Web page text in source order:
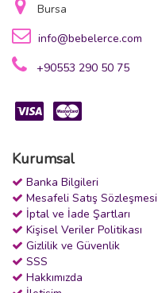
Bursa
info@bebelerce.com
+90553 290 50 75
Kurumsal
Banka Bilgileri
Mesafeli Satış Sözleşmesi
İptal ve İade Şartları
Kişisel Veriler Politikası
Gizlilik ve Güvenlik
SSS
Hakkımızda